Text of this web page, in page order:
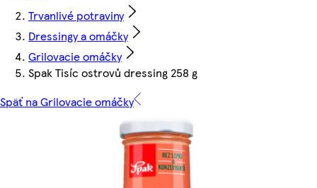
Trvanlivé potraviny
Dressingy a omáčky
Grilovacie omáčky
Spak Tisíc ostrovů dressing 258 g
Späť na Grilovacie omáčky